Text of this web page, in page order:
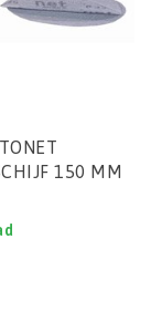
150 MM
50STUKS